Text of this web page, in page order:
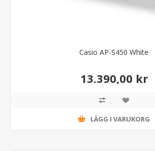
Casio AP-S450 White
13.390,00 kr
LÄGG I VARUKORG